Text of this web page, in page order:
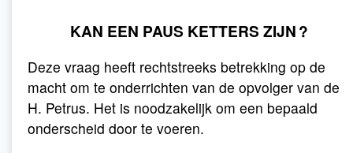
KAN EEN PAUS KETTERS ZIJN ?
Deze vraag heeft rechtstreeks betrekking op de
macht om te onderrichten van de opvolger van de
H. Petrus. Het is noodzakelijk om een bepaald
onderscheid door te voeren.